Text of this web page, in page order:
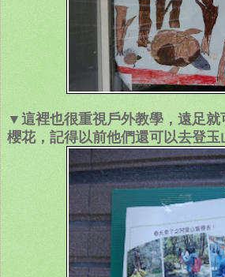
▼這裡也很重視戶外教學，遠足
櫻花，記得以前他們還可以去登